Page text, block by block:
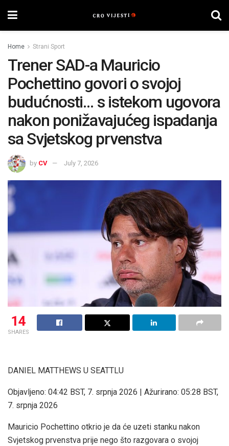
Home Strani Sport
Trener SAD-a Mauricio
Pochettino govori o svojoj
budućnosti… s istekom ugovora
nakon ponižavajućeg ispadanja
sa Svjetskog prvenstva
by CV July 7, 2026
14
SHARES
DANIEL MATTHEWS U SEATTLU
Objavljeno: 04:42 BST, 7. srpnja 2026 | Ažurirano: 05:28 BST,
7. srpnja 2026
Mauricio Pochettino otkrio je da će uzeti stanku nakon
Svjetskog prvenstva prije nego što razgovara o svojoj